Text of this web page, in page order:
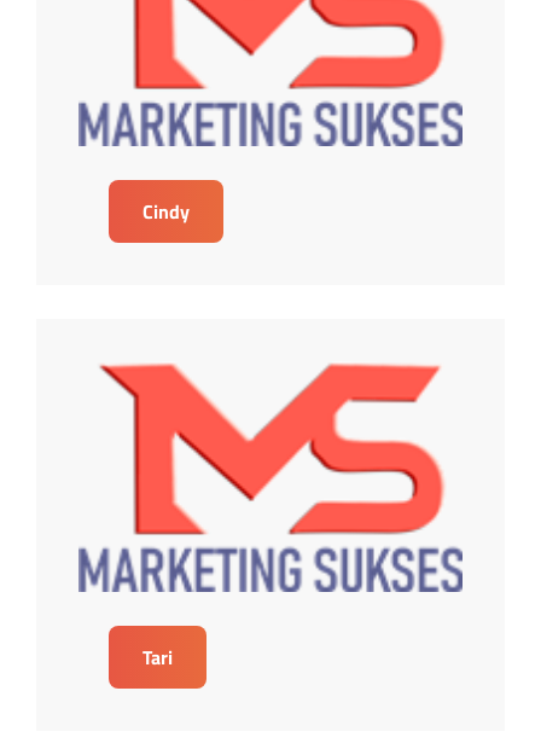
Cindy
Tari